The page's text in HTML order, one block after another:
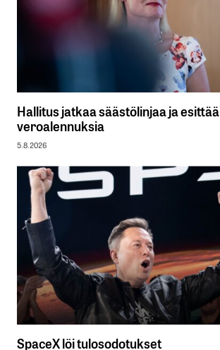
Hallitus jatkaa säästölinjaa ja esittää
veroalennuksia
5.8.2026
SpaceX löi tulosodotukset